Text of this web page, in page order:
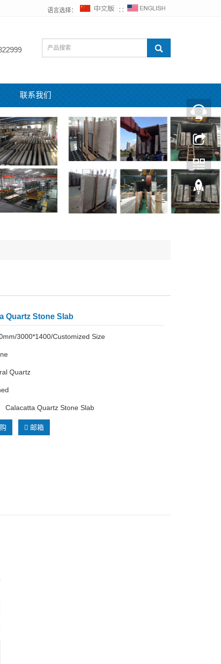
语言选择： ∷
联系我们
Quartz Stone Slab
3000*1400/Customized Size
Quartz
Calacatta Quartz Stone Slab
邮箱